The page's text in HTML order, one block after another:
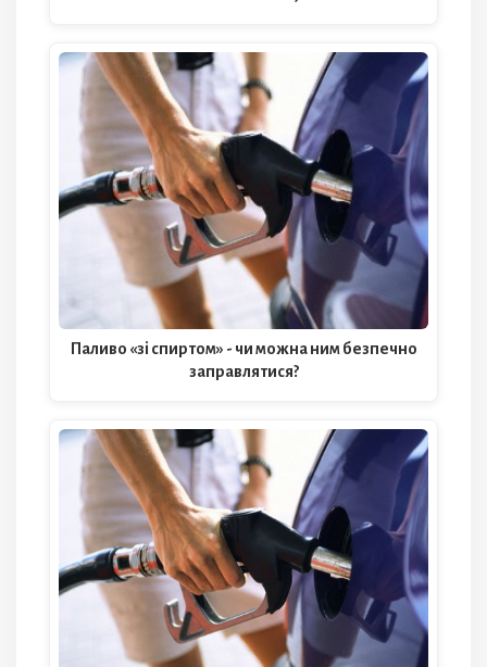
Паливо «зі спиртом» - чи можна ним безпечно
заправлятися?